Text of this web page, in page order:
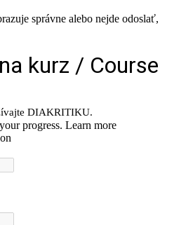
správne alebo nejde odoslať,